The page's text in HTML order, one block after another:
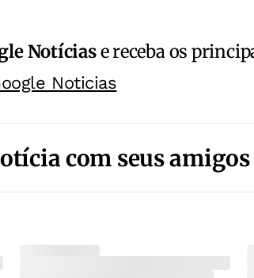
Notíciase receba os
Noticias
com seus amigos